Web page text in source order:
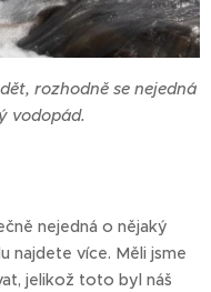
rozhodně se nejedná
vodopád.
nejedná o nějaký
najdete více. Měli jsme
jelikož toto byl náš